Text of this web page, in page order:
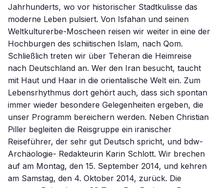
Jahrhunderts, wo vor historischer Stadtkulisse das
moderne Leben pulsiert. Von Isfahan und seinen
Weltkulturerbe-Moscheen reisen wir weiter in eine der
Hochburgen des schiitischen Islam, nach Qom.
Schließlich treten wir über Teheran die Heimreise
nach Deutschland an. Wer den Iran besucht, taucht
mit Haut und Haar in die orientalische Welt ein. Zum
Lebensrhythmus dort gehört auch, dass sich spontan
immer wieder besondere Gelegenheiten ergeben, die
unser Programm bereichern werden. Neben Christian
Piller begleiten die Reisgruppe ein iranischer
Reiseführer, der sehr gut Deutsch spricht, und bdw-
Archäologie- Redakteurin Karin Schlott. Wir brechen
auf am Montag, den 15. September 2014, und kehren
am Samstag, den 4. Oktober 2014, zurück. Die